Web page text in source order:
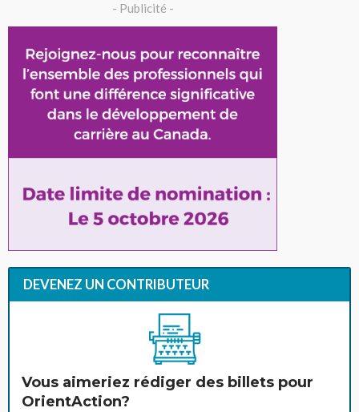
- Publicité -
DEVENEZ UN CONTRIBUTEUR
Vous aimeriez rédiger des billets pour
OrientAction?